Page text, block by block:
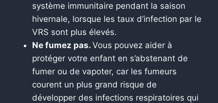
système immunitaire pendant la saison
hivernale, lorsque les taux d’infection par le
VRS sont plus élevés.
Ne fumez pas. Vous pouvez aider à
protéger votre enfant en s’abstenant de
fumer ou de vapoter, car les fumeurs
courent un plus grand risque de
développer des infections respiratoires qui